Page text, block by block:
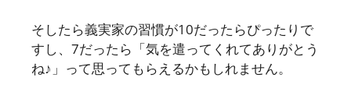
そしたら義実家の習慣が10だったらぴったりで
すし、7だったら「気を遣ってくれてありがとう
ね♪」って思ってもらえるかもしれません。